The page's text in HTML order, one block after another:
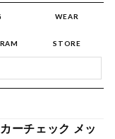
WEAR
STORE
ーチェック メッ